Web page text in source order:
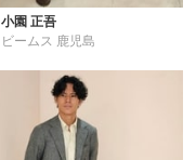
小園 正吾
ビームス 鹿児島